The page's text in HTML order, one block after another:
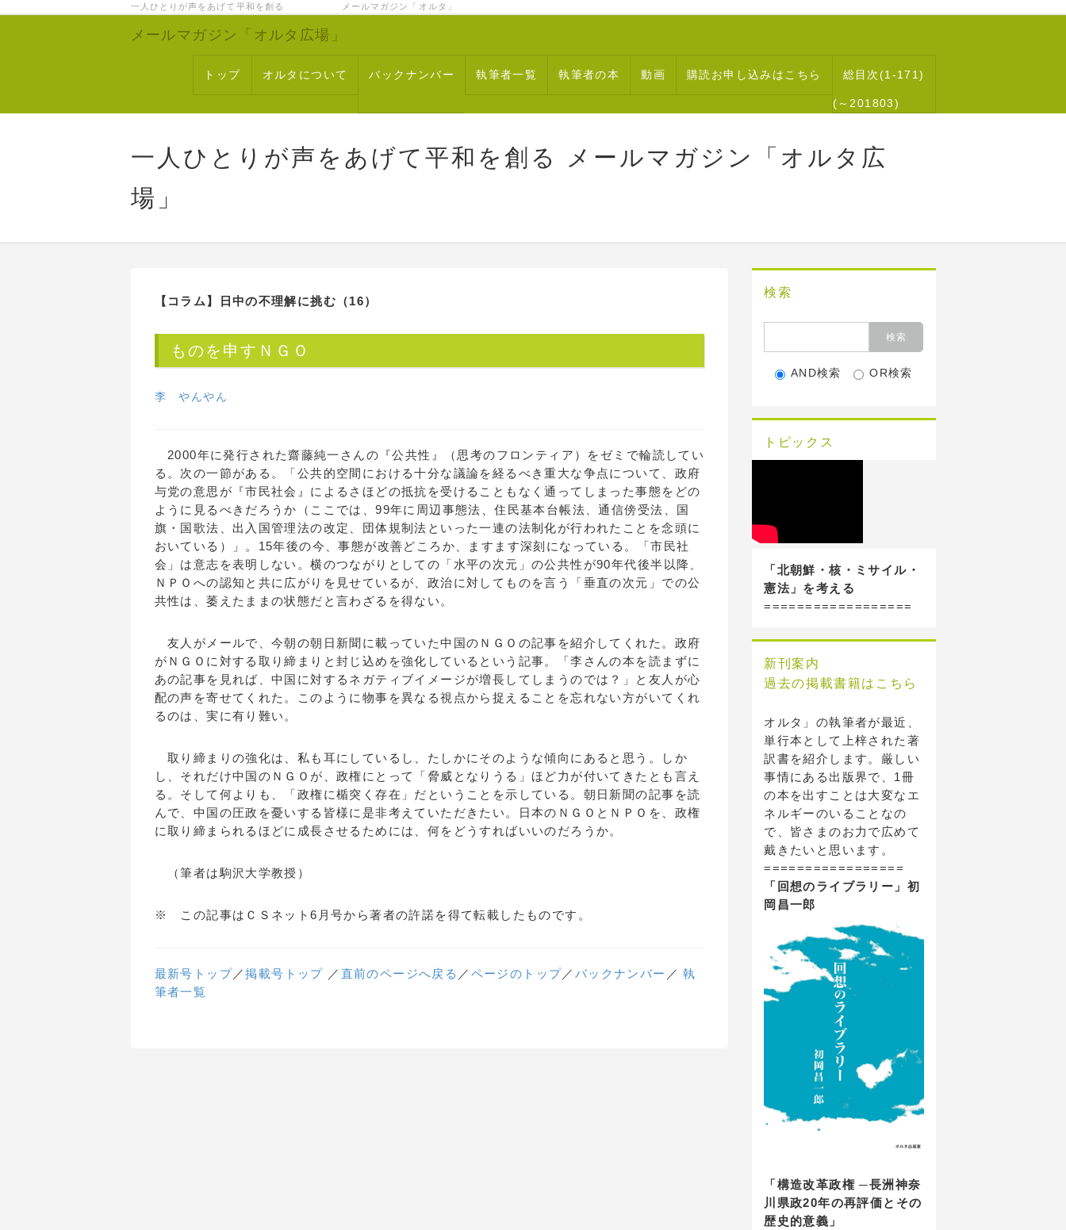
一人ひとりが声をあげて平和を創る メールマガジン「オルタ」
メールマガジン「オルタ広場」
トップ オルタについて バックナンバー 執筆者一覧 執筆者の本 動画 購読お申し込みはこちら 総目次(1-171)
(～201803)
一人ひとりが声をあげて平和を創る メールマガジン「オルタ広
場」
【コラム】日中の不理解に挑む（16）
ものを申すＮＧＯ
李 やんやん
2000年に発行された齋藤純一さんの『公共性』（思考のフロンティア）をゼミで輪読してい
る。次の一節がある。「公共的空間における十分な議論を経るべき重大な争点について、政府
与党の意思が『市民社会』によるさほどの抵抗を受けることもなく通ってしまった事態をどの
ように見るべきだろうか（ここでは、99年に周辺事態法、住民基本台帳法、通信傍受法、国
旗・国歌法、出入国管理法の改定、団体規制法といった一連の法制化が行われたことを念頭に
おいている）」。15年後の今、事態が改善どころか、ますます深刻になっている。「市民社
会」は意志を表明しない。横のつながりとしての「水平の次元」の公共性が90年代後半以降、
ＮＰＯへの認知と共に広がりを見せているが、政治に対してものを言う「垂直の次元」での公
共性は、萎えたままの状態だと言わざるを得ない。
友人がメールで、今朝の朝日新聞に載っていた中国のＮＧＯの記事を紹介してくれた。政府
がＮＧＯに対する取り締まりと封じ込めを強化しているという記事。「李さんの本を読まずに
あの記事を見れば、中国に対するネガティブイメージが増長してしまうのでは？」と友人が心
配の声を寄せてくれた。このように物事を異なる視点から捉えることを忘れない方がいてくれ
るのは、実に有り難い。
取り締まりの強化は、私も耳にしているし、たしかにそのような傾向にあると思う。しか
し、それだけ中国のＮＧＯが、政権にとって「脅威となりうる」ほど力が付いてきたとも言え
る。そして何よりも、「政権に楯突く存在」だということを示している。朝日新聞の記事を読
んで、中国の圧政を憂いする皆様に是非考えていただきたい。日本のＮＧＯとＮＰＯを、政権
に取り締まられるほどに成長させるためには、何をどうすればいいのだろうか。
（筆者は駒沢大学教授）
※ この記事はＣＳネット6月号から著者の許諾を得て転載したものです。
最新号トップ／掲載号トップ ／ 直前のページへ戻る ／ ページのトップ／ バックナンバー ／執
筆者一覧
検索
AND検索 OR検索
トピックス
「北朝鮮・核・ミサイル・
憲法」を考える
==================
新刊案内
過去の掲載書籍はこちら
オルタ」の執筆者が最近、
単行本として上梓された著
訳書を紹介します。厳しい
事情にある出版界で、1冊
の本を出すことは大変なエ
ネルギーのいることなの
で、皆さまのお力で広めて
戴きたいと思います。
=================
「回想のライブラリー」初
岡昌一郎
「構造改革政権 ─長洲神奈
川県政20年の再評価とその
歴史的意義」